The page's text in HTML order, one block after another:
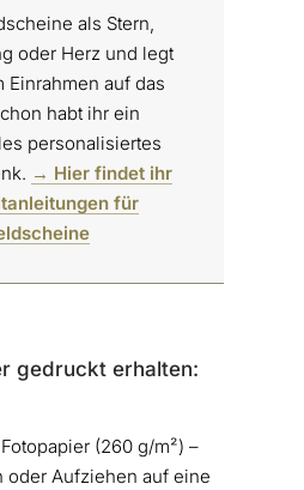
als Stern,
oder Herz und legt
Einrahmen auf das
habt ihr ein
personalisiertes
→ Hier findet ihr
für
gedruckt erhalten:
(260 g/m²) –
oder Aufziehen auf eine